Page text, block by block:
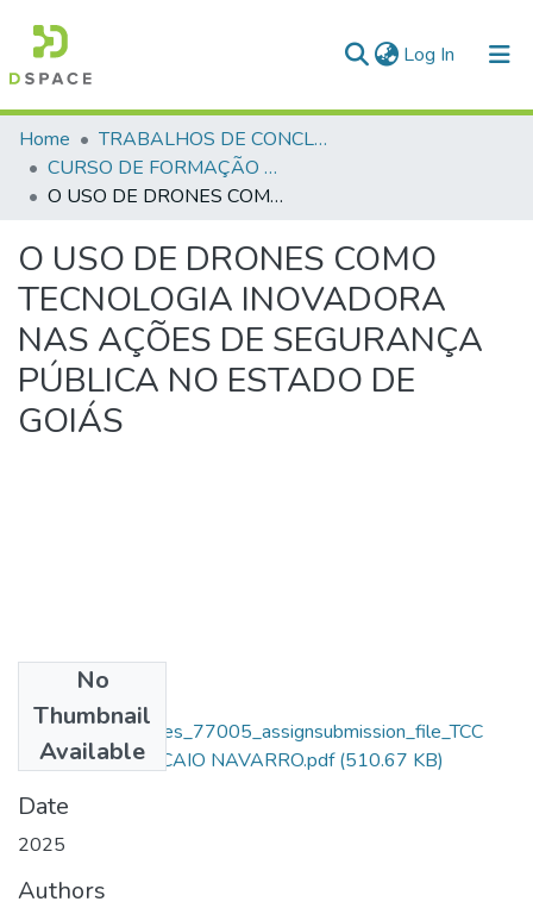
Log In (current)
Communities & Collections
All of DSpace
Home
TRABALHOS DE CONCLUSÃO DE CURSO - CFP (CURSO DE FORMAÇÃO DE PRAÇAS)
CURSO DE FORMAÇÃO DE PRAÇAS - CFP- 2025 - 2ª Turma
O USO DE DRONES COMO TECNOLOGIA INOVADORA NAS AÇÕES DE SEGURANÇA PÚBLICA NO ESTADO DE GOIÁS
O USO DE DRONES COMO
TECNOLOGIA INOVADORA
NAS AÇÕES DE SEGURANÇA
PÚBLICA NO ESTADO DE
GOIÁS
No
Thumbnail
Available
Caio Navarro Neves_77005_assignsubmission_file_TCC
VERSAO FINAL CAIO NAVARRO.pdf(510.67 KB)
Date
2025
Authors